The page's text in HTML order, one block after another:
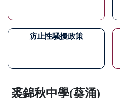
防止性騷擾政策
裘錦秋中學(葵涌)